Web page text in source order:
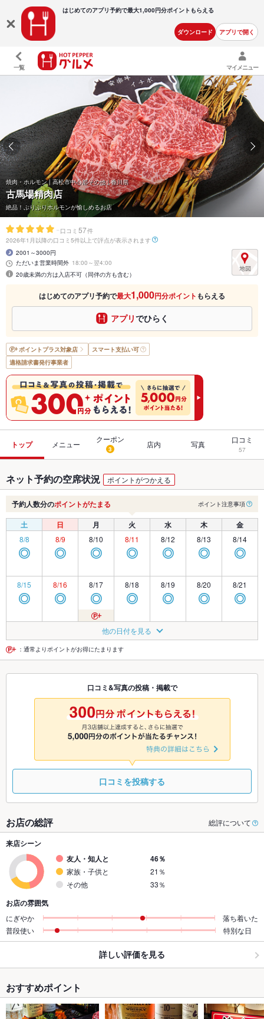
はじめてのアプリ予約で最大1,000円分ポイントもらえる
ダウンロード アプリで開く
一覧 マイメニュー
焼肉・ホルモン | 高松市中心部その他 | 香川県
古馬場精肉店
絶品！ぷりぷりホルモンが愉しめるお店
- 口コミ 57件
2026年1月以降の口コミ5件以上で評点が表示されます
2001～3000円
ただいま営業時間外 18:00～翌4:00
20歳未満の方は入店不可（同伴の方も含む）
はじめてのアプリ予約で最大1,000円分ポイント もらえる
アプリでひらく
ポイントプラス対象店
スマート支払い可
適格請求書発行事業者
トップ メニュー
クーポン
3 店内 写真 口コミ
57
ネット予約の空席状況 ポイントがつかえる
予約人数分のポイントがたまる ポイント注意事項
土 日 月 火 水 木 金
8/8
◎
8/9
◎
8/10
◎
8/11
◎
8/12
◎
8/13
◎
8/14
◎
8/15
◎
8/16
◎
8/17
◎
8/18
◎
8/19
◎
8/20
◎
8/21
◎
◎ ◎
8/24
◎
8/25
◎
8/26
◎ ◎ ◎
8/29 8/30 8/31
◎
9/1
◎
9/2
◎
9/3 9/4
9/7
◎
9/8
◎
9/9
◎
9/10
他の日付を見る
：通常よりポイントがお得にたまります
口コミ&写真の投稿・掲載で
口コミを投稿する
お店の総評 総評について
来店シーン
友人・知人と
46％
家族・子供と
21％
その他
33％
お店の雰囲気
にぎやか
落ち着いた
普段使い
特別な日
詳しい評価を見る
おすすめポイント